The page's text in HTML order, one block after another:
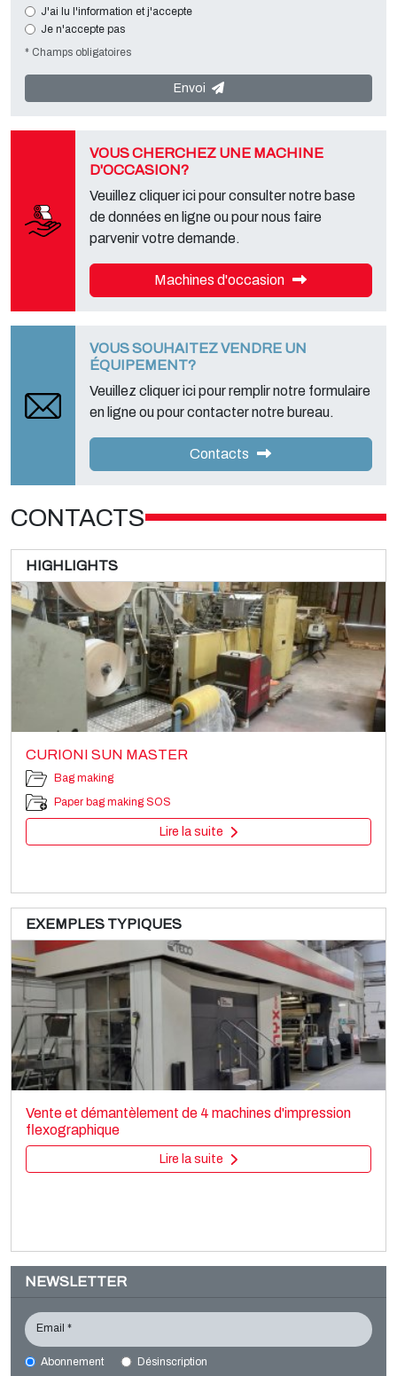
demandés. La communication d'information est essentielle au
regard de l'objectif exposé; les données manquantes nous mettront
Le responsable du traitement des données est
ne seront ni communiquées ni transmises à des tiers. Vous pouvez
contacter le "Service Confidentialité" auprès du responsable du
télécharger ces informations à partir de la page "confidentialité" de
J'ai lu l'information et j'accepte
Je n'accepte pas
* Champs obligatoires
Envoi
VOUS CHERCHEZ UNE MACHINE
D'OCCASION?
Veuillez cliquer ici pour consulter notre base
de données en ligne ou pour nous faire
parvenir votre demande.
Machines d'occasion
VOUS SOUHAITEZ VENDRE UN
ÉQUIPEMENT?
Veuillez cliquer ici pour remplir notre formulaire
en ligne ou pour contacter notre bureau.
Contacts
CONTACTS
HIGHLIGHTS
CURIONI SUN MASTER
Bag making
Paper bag making SOS
Lire la suite
SCHIAVI EF4020
Printing machines
Flexo CI
Lire la suite
EXEMPLES TYPIQUES
Vente et démantèlement de 4 machines d'impression
flexographique
Lire la suite
NEWSLETTER
Email *
Abonnement Désinscription